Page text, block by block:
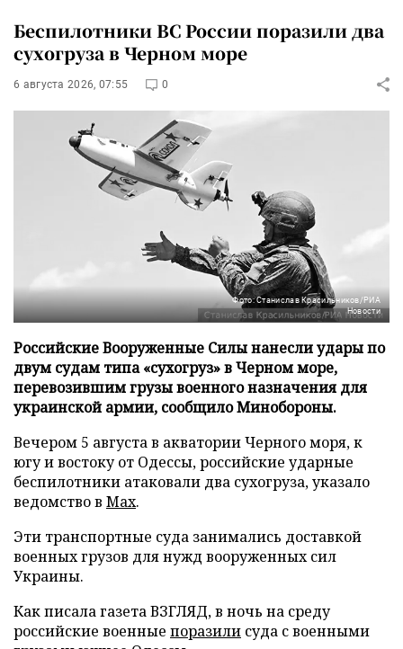
Беспилотники ВС России поразили два
сухогруза в Черном море
6 августа 2026, 07:55 0
Фото: Станислав Красильников/РИА
Новости
Российские Вооруженные Силы нанесли удары по
двум судам типа «сухогруз» в Черном море,
перевозившим грузы военного назначения для
украинской армии, сообщило Минобороны.
Вечером 5 августа в акватории Черного моря, к
югу и востоку от Одессы, российские ударные
беспилотники атаковали два сухогруза, указало
ведомство в Max.
Эти транспортные суда занимались доставкой
военных грузов для нужд вооруженных сил
Украины.
Как писала газета ВЗГЛЯД, в ночь на среду
российские военные поразили суда с военными